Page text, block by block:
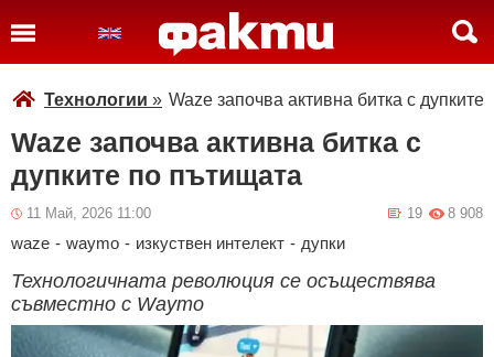
Технологии » Waze започва активна битка с
Waze започва активна битка с
дупките по пътищата
11 Май, 2026 11:00 8 908
19
waze - waymo - изкуствен интелект - дупки
Технологичната революция се осъществява
съвместно с Waymo